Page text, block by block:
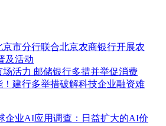
市分行联合北京农商银行开展农
及活动
活力 邮储银行多措并举促消费
！建行多举措破解科技企业融资难
企业AI应用调查：日益扩大的AI价